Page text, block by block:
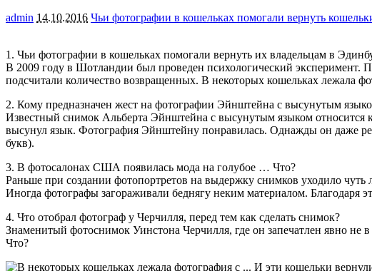
admin 14.10.2016 Чьи фотографии в кошельках помогали вернуть
1. Чьи фотографии в кошельках помогали вернуть их владельцам в
В 2009 году в Шотландии был проведен психологический эксперимент.
подсчитали количество возвращенных. В некоторых кошельках лежала
2. Кому предназначен жест на фотографии Эйнштейна с высунутым
Известный снимок Альберта Эйнштейна с высунутым языком относится
высунул язык. Фотография Эйнштейну понравилась. Однажды он даже
букв).
3. В фотосалонах США появилась мода на голубое … Что?
Раньше при создании фотопортретов на выдержку снимков уходило
Иногда фотографы загораживали беднягу неким материалом.
4. Что отобрал фотограф у Черчилля, перед тем как сделать снимок?
Знаменитый фотоснимок Уинстона Черчилля, где он запечатлен явно не
Что?